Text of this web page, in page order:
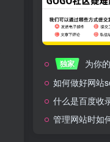
独家 为你的网
如何做好网站
什么是百度收录，如何
管理网站时如何提
来生缘
活着——洪真
辉星 –
《INSOMNIA